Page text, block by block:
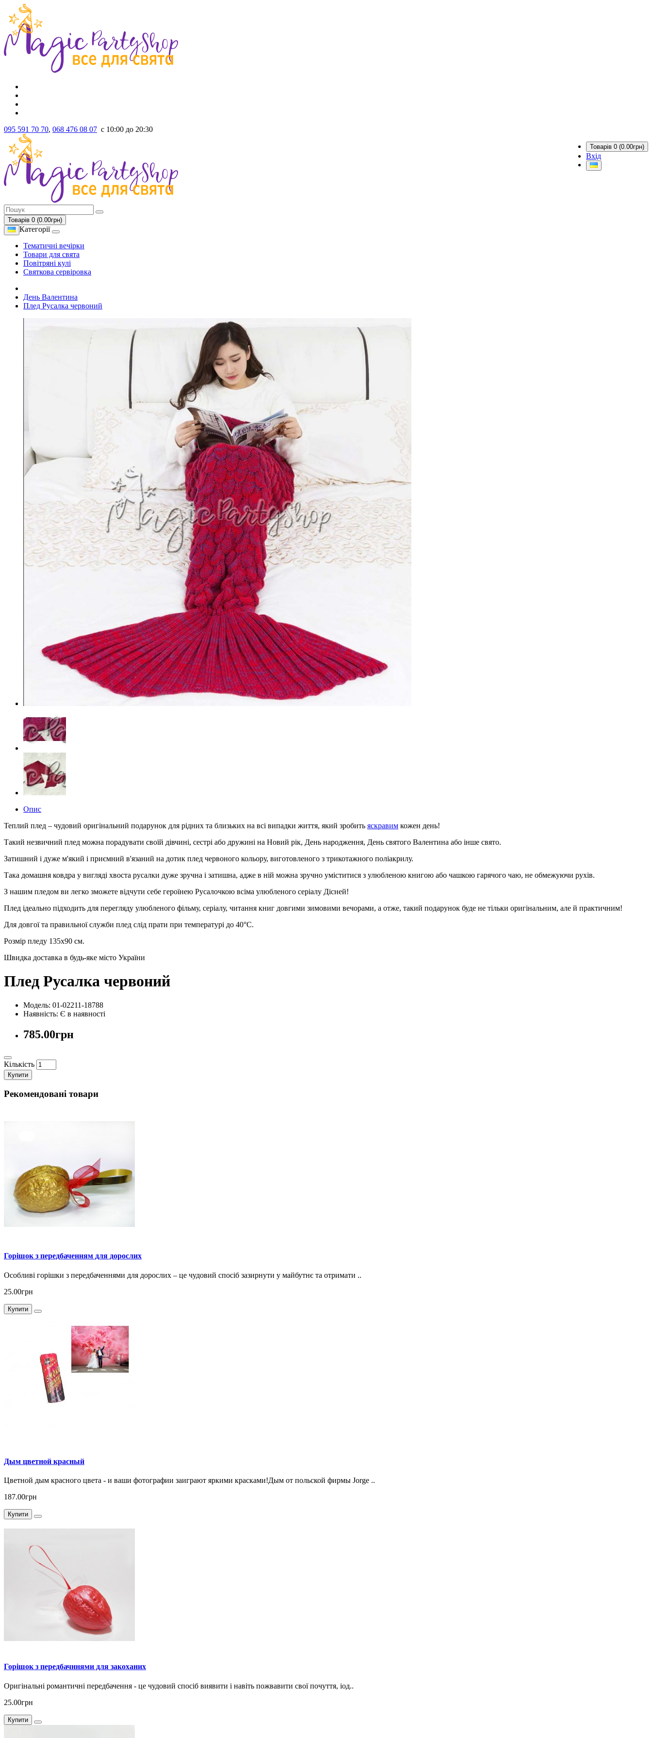
095 591 70 70, 068 476 08 07 с 10:00 до 20:30
Товарів 0 (0.00грн)
Вхід
Товарів 0 (0.00грн)
Категорії
Тематичні вечірки
Товари для свята
Повітряні кулі
Святкова сервіровка
День Валентина
Плед Русалка червоний
Опис
Теплий плед – чудовий оригінальний подарунок для рідних та близьких на всі випадки життя, який зробить яскравим кожен день!
Такий незвичний плед можна порадувати своїй дівчині, сестрі або дружині на Новий рік, День народження, День святого Валентина або інше свято.
Затишний і дуже м'який і приємний в'язаний на дотик плед червоного кольору, виготовленого з трикотажного поліакрилу.
Така домашня ковдра у вигляді хвоста русалки дуже зручна і затишна, адже в ній можна зручно уміститися з улюбленою книгою або чашкою гарячого чаю, не обмежуючи рухів.
З нашим пледом ви легко зможете відчути себе героїнею Русалочкою всіма улюбленого серіалу Дісней!
Плед ідеально підходить для перегляду улюбленого фільму, серіалу, читання книг довгими зимовими вечорами, а отже, такий подарунок буде не тільки оригінальним, але й практичним!
Для довгої та правильної служби плед слід прати при температурі до 40°С.
Розмір пледу 135х90 см.
Швидка доставка в будь-яке місто України
Плед Русалка червоний
Модель: 01-02211-18788
Наявність: Є в наявності
785.00грн
Кількість
Купити
Рекомендовані товари
Горішок з передбаченням для дорослих
Особливі горішки з передбаченнями для дорослих – це чудовий спосіб зазирнути у майбутнє та отримати ..
25.00грн
Купити
Дым цветной красный
Цветной дым красного цвета - и ваши фотографии заиграют яркими красками!Дым от польской фирмы Jorge ..
187.00грн
Купити
Горішок з передбачннями для закоханих
Оригінальні романтичні передбачення - це чудовий спосіб виявити і навіть пожвавити свої почуття, іод..
25.00грн
Купити